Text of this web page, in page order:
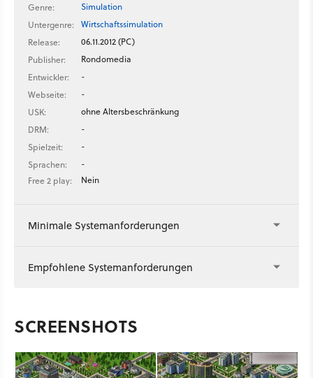
Genre:
Simulation
Untergenre:
Wirtschaftssimulation
Release:
06.11.2012 (PC)
Publisher:
Rondomedia
Entwickler:
-
Webseite:
-
USK:
ohne Altersbeschränkung
DRM:
-
Spielzeit:
-
Sprachen:
-
Free 2 play:
Nein
Minimale Systemanforderungen
Empfohlene Systemanforderungen
SCREENSHOTS